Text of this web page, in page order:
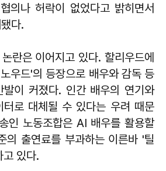
의나 허락이 없었다고 밝히면서
다.
란은 이어지고 있다. 할리우드에
우드'의 등장으로 배우와 감독 등
발이 커졌다. 인간 배우의 연기와
터로 대체될 수 있다는 우려 때문
인 노동조합은 AI 배우를 활용할
의 출연료를 부과하는 이른바 '틸
고 있다.